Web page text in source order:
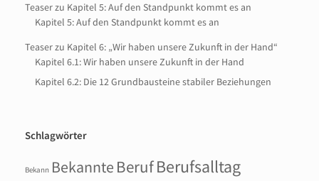
Teaser zu Kapitel 5: Auf den Standpunkt kommt es an
Kapitel 5: Auf den Standpunkt kommt es an
Teaser zu Kapitel 6: „Wir haben unsere Zukunft in der Hand“
Kapitel 6.1: Wir haben unsere Zukunft in der Hand
Kapitel 6.2: Die 12 Grundbausteine stabiler Beziehungen
Schlagwörter
Bekann Bekannte BerufBerufsalltag